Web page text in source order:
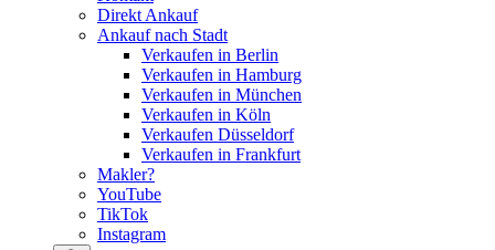
Direkt Ankauf
Ankauf nach Stadt
Verkaufen in Berlin
Verkaufen in Hamburg
Verkaufen in München
Verkaufen in Köln
Verkaufen Düsseldorf
Verkaufen in Frankfurt
Makler?
YouTube
TikTok
Instagram